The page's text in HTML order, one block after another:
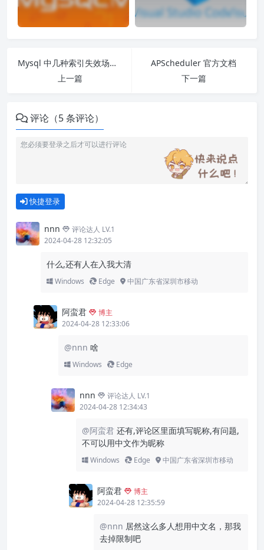
Mysql 中几种索引失效场景分析
上一篇
APScheduler 官方文档
下一篇
评论（5 条评论）
快捷登录
nnn
评论达人 LV.1
2024-04-28 12:32:05
什么,还有人在入我大清
Windows Edge 中国广东省深圳市移动
阿蛮君
博主
2024-04-28 12:33:06
@nnn 啥
Windows Edge
nnn
评论达人 LV.1
2024-04-28 12:34:43
@阿蛮君 还有,评论区里面填写昵称,有问题,
不可以用中文作为昵称
Windows Edge 中国广东省深圳市移动
阿蛮君
博主
2024-04-28 12:35:59
@nnn 居然这么多人想用中文名，那我
去掉限制吧